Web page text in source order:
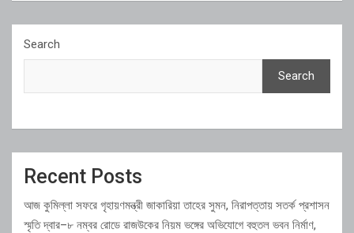
Search
Search
Recent Posts
আজ কুমিল্লা সফরে গৃহায়ণমন্ত্রী জাকারিয়া তাহের সুমন, নিরাপত্তায় সতর্ক প্রশাসন
স্মৃতি দ্বার–৮ নম্বর রোডে রাজউকের নিয়ম ভঙ্গের অভিযোগে বহুতল ভবন নির্মাণ,